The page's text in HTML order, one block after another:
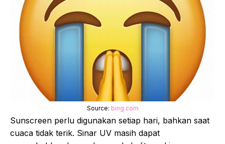
Source: bing.com
Sunscreen perlu digunakan setiap hari, bahkan saat
cuaca tidak terik. Sinar UV masih dapat